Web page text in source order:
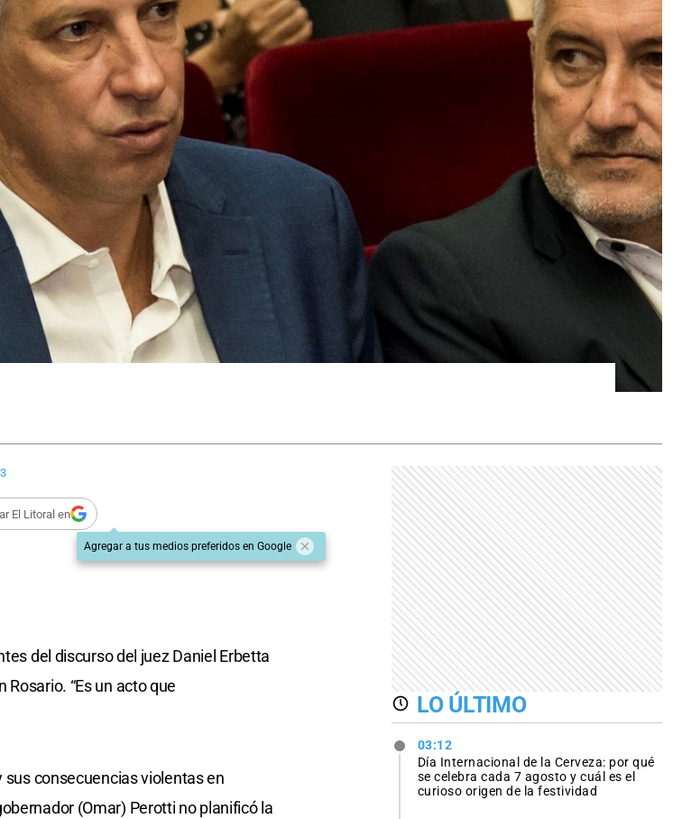
El Litoral en
Agregar a tus medios preferidos en Google
del discurso del juez Daniel Erbetta
Rosario. “Es un acto que
consecuencias violentas en
(Omar) Perotti no planificó la
LO ÚLTIMO
03:12
Día Internacional de la Cerveza: por qué
se celebra cada 7 agosto y cuál es el
curioso origen de la festividad